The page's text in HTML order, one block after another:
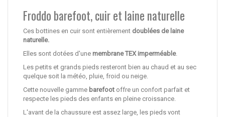
Froddo barefoot, cuir et laine naturelle
Ces bottines en cuir sont entièrement doublées de laine
naturelle.
Elles sont dotées d'une membrane TEX imperméable.
Les petits et grands pieds resteront bien au chaud et au sec
quelque soit la météo, pluie, froid ou neige.
Cette nouvelle gamme barefoot offre un confort parfait et
respecte les pieds des enfants en pleine croissance.
L'avant de la chaussure est assez large, les pieds vont